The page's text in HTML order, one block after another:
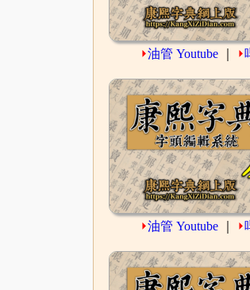
⏵油管 Youtube ⏵
⏵油管 Youtube ⏵